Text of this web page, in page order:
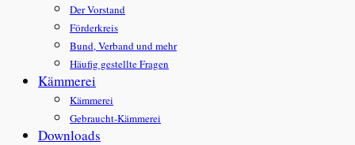
Der Vorstand
Förderkreis
Bund, Verband und mehr
Häufig gestellte Fragen
Kämmerei
Kämmerei
Gebraucht-Kämmerei
Downloads